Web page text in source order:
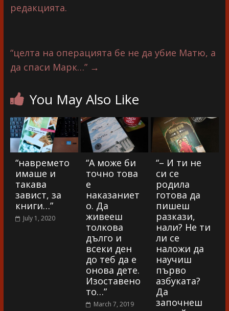
редакцията.
“целта на операцията бе не да убие Матю, а
да спаси Марк…” →
You May Also Like
“навремето
имаше и
такава
завист, за
книги…”
July 1, 2020
“А може би
точно това
е
наказаниет
о. Да
живееш
толкова
дълго и
всеки ден
до теб да е
онова дете.
Изоставено
то…”
March 7, 2019
“– И ти не
си се
родила
готова да
пишеш
разкази,
нали? Не ти
ли се
наложи да
научиш
първо
азбуката?
Да
започнеш